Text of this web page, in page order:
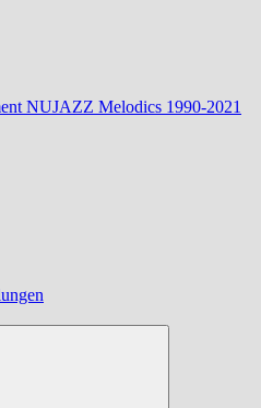
NUJAZZ Melodics 1990-2021